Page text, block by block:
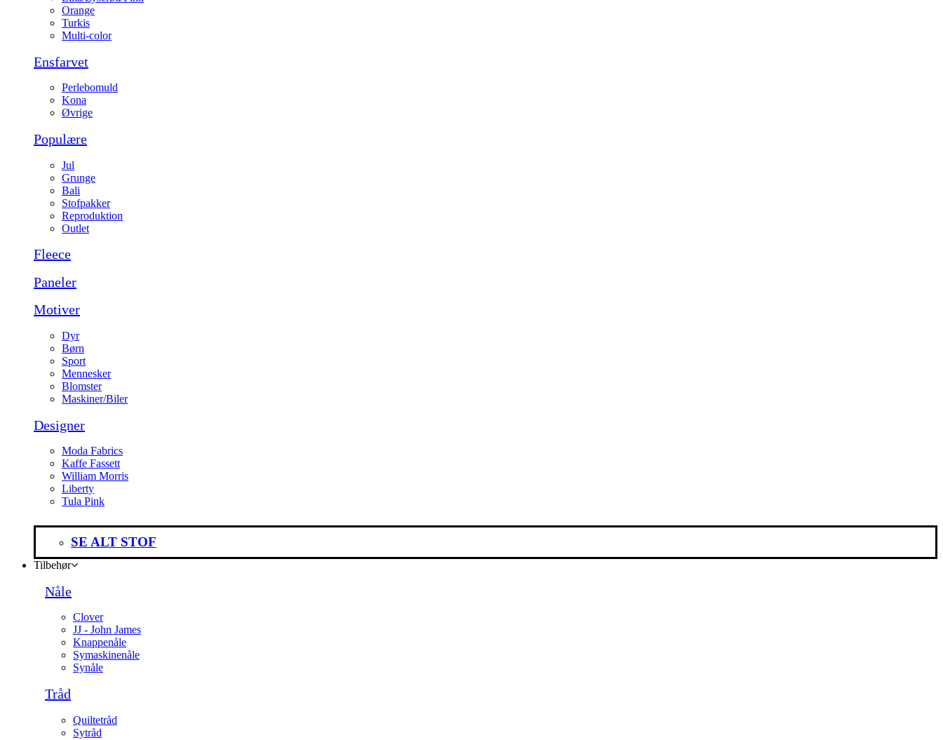
Orange
Turkis
Multi-color
Ensfarvet
Perlebomuld
Kona
Øvrige
Populære
Jul
Grunge
Bali
Stofpakker
Reproduktion
Outlet
Fleece
Paneler
Motiver
Dyr
Børn
Sport
Mennesker
Blomster
Maskiner/Biler
Designer
Moda Fabrics
Kaffe Fassett
William Morris
Liberty
Tula Pink
SE ALT STOF
Tilbehør
Nåle
Clover
JJ - John James
Knappenåle
Symaskinenåle
Synåle
Tråd
Quiltetråd
Sytråd